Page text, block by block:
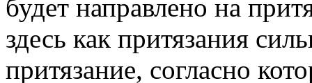
будет направлено на
здесь как притязания
притязание, согласно